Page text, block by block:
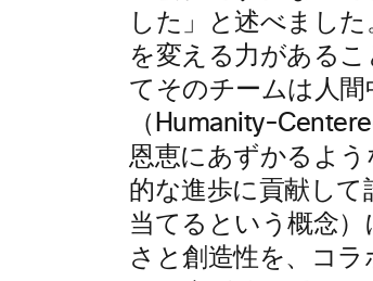
した」と述べまし
を変える力がある
てそのチームは人
（Humanity-
恩恵にあずかるよ
的な進歩に貢献し
当てるという概念
さと創造性を、コ